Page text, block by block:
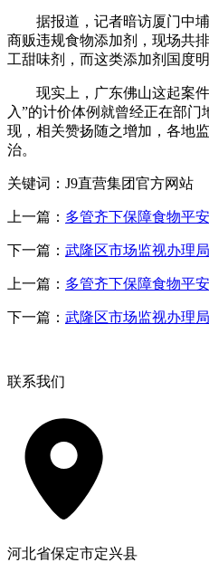
据报道，记者暗访厦门中埔
商贩违规食物添加剂，现场共
工甜味剂，而这类添加剂国度
现实上，广东佛山这起案件
入”的计价体例就曾经正在部
现，相关赞扬随之增加，各地
治。
关键词：J9直营集团官方网站
上一篇： 多管齐下保障食物平安
下一篇： 武隆区市场监视办理
上一篇： 多管齐下保障食物平安
下一篇： 武隆区市场监视办理
联系我们
河北省保定市定兴县